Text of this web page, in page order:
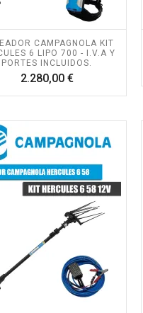
CAMPAGNOLA KIT
6 LIPO 700 - I.V.A Y
PORTES INCLUIDOS.
2.280,00 €Precio